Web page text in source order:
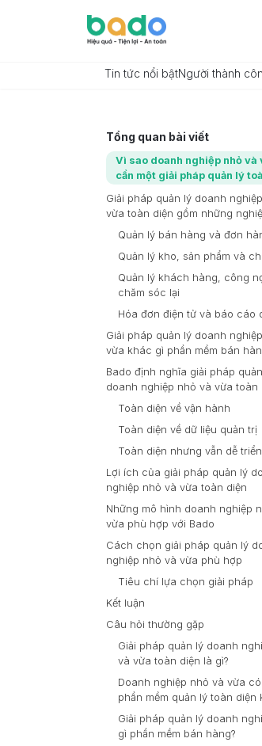
Tin tức nổi bậtNgười thành
Tổng quan bài viết
Vì sao doanh nghiệp nhỏ và
cần một giải pháp quản lý
Giải pháp quản lý doanh
vừa toàn diện gồm những
nào?
Quản lý bán hàng và đơn
Quản lý kho, sản phẩm và
Quản lý khách hàng, công
chăm sóc lại
Hóa đơn điện tử và báo cáo
Giải pháp quản lý doanh
vừa khác gì phần mềm bán
thường?
Bado định nghĩa giải pháp
doanh nghiệp nhỏ và vừa toàn
thế nào?
Toàn diện về vận hành
Toàn diện về dữ liệu quản trị
Toàn diện nhưng vẫn dễ
Lợi ích của giải pháp quản lý
nghiệp nhỏ và vừa toàn diện
Những mô hình doanh nghiệp
vừa phù hợp với Bado
Cách chọn giải pháp quản lý
nghiệp nhỏ và vừa phù hợp
Tiêu chí lựa chọn giải pháp
Kết luận
Câu hỏi thường gặp
Giải pháp quản lý doanh
và vừa toàn diện là gì?
Doanh nghiệp nhỏ và vừa
phần mềm quản lý toàn diện
Giải pháp quản lý doanh
gì phần mềm bán hàng?